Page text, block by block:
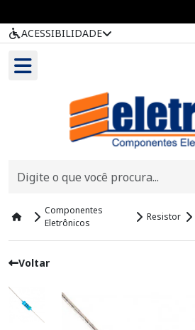
ACESSIBILIDADE
Componentes
Eletrônicos
Resistor
Voltar